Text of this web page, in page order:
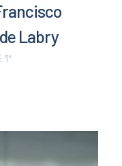
Labry